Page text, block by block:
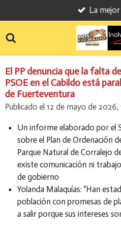
al
contenido
La mejor
El PP denuncia que la falta
PSOE en el Cabildo está
de Fuerteventura
Publicado el 12 de mayo de 2026,
Un informe elaborado por el
sobre el Plan de Ordenación
Parque Natural de Corralejo
existe comunicación ni
de gobierno
Yolanda Malaquías: “Han
población con promesas de
a salir porque sus intereses